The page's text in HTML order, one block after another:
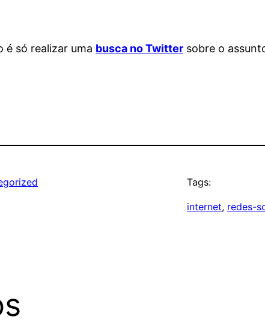
é só realizar uma busca no Twitter sobre o
Tags:
internet, redes-